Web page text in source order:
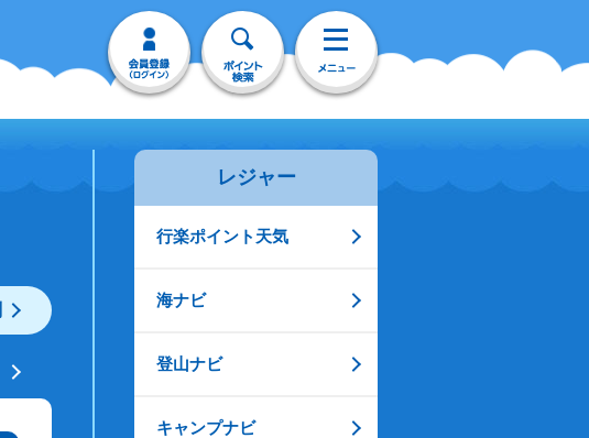
レジャー
行楽ポイント天気
海ナビ
登山ナビ
キャンプナビ